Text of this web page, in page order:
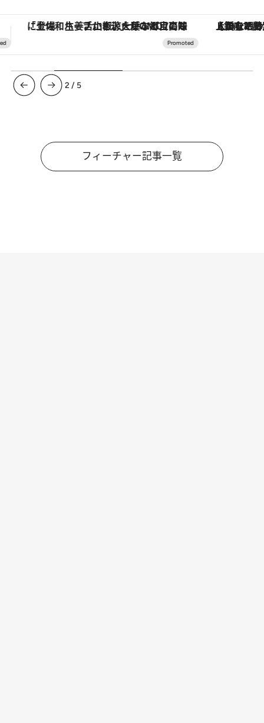
【銀座で出合う最旬美容】美髪ケアや上質な眠り…セルフケアのアップデートから、特別な名入れギフトまで。大人のための「ReFa GINZA」クルーズ
3 / 5
フィーチャー記事一覧